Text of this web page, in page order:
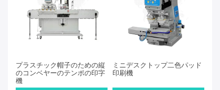
プラスチック帽子のための縦
のコンベヤーのテンポの印字
機
ミニデスクトップ二色パッド
印刷機